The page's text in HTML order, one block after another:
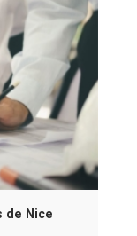
de Nice